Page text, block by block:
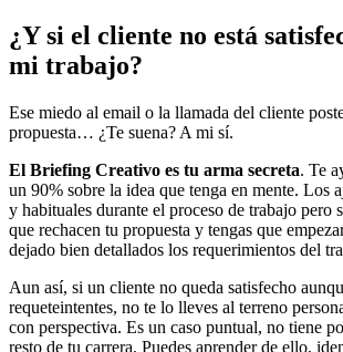
¿Y si el cliente no está
mi trabajo?
Ese miedo al email o la llamada del cliente
propuesta… ¿Te suena? A mi sí.
El Briefing Creativo es tu arma secreta. Te
un 90% sobre la idea que tenga en mente. Los
y habituales durante el proceso de trabajo pero
que rechacen tu propuesta y tengas que
dejado bien detallados los requerimientos del
Aun así, si un cliente no queda satisfecho
requeteintentes, no te lo lleves al terreno
con perspectiva. Es un caso puntual, no tiene
resto de tu carrera. Puedes aprender de ello,